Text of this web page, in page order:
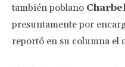
también poblano
presuntamente por
reportó en su columna el